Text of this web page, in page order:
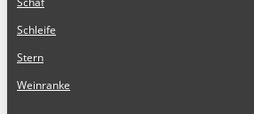
Schleife
Stern
Weinranke